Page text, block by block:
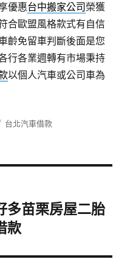
優惠台中搬家公司 榮獲
合歐盟風格款式有自信
齡免留車判斷後面是您
行各業週轉有市場秉持
以個人汽車或公司車為
分
台北汽車借款
多苗栗房屋二胎
款